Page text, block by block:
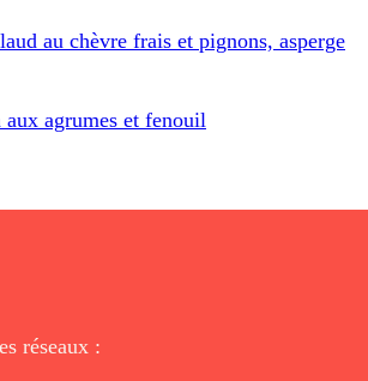
au chèvre frais et pignons, asperge
agrumes et fenouil
réseaux :